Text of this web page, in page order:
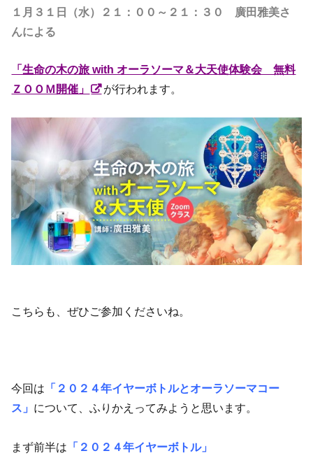
１月３１日（水）２１：００～２１：３０ 廣田雅美さ
んによる
「生命の木の旅 with オーラソーマ＆大天使体験会 無料
ＺＯＯＭ開催」
が行われます。
こちらも、ぜひご参加くださいね。
今回は 「２０２４年イヤーボトルとオーラソーマコー
ス」 について、ふりかえってみようと思います。
まず前半は 「２０２４年イヤーボトル」